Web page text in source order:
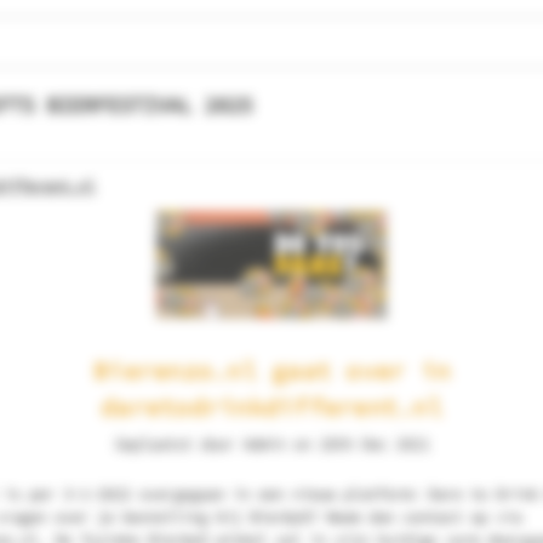
BIERFESTIVAL 2025
Bierenzo.nl gaat over in
daretodrinkdifferent.nl
Geplaatst door Admin on 28th Dec 2021
per 3-1-2022 overgegaan in een nieuw platform: Dare to
over je bestelling bij Bier&zO? Neem dan contact op via